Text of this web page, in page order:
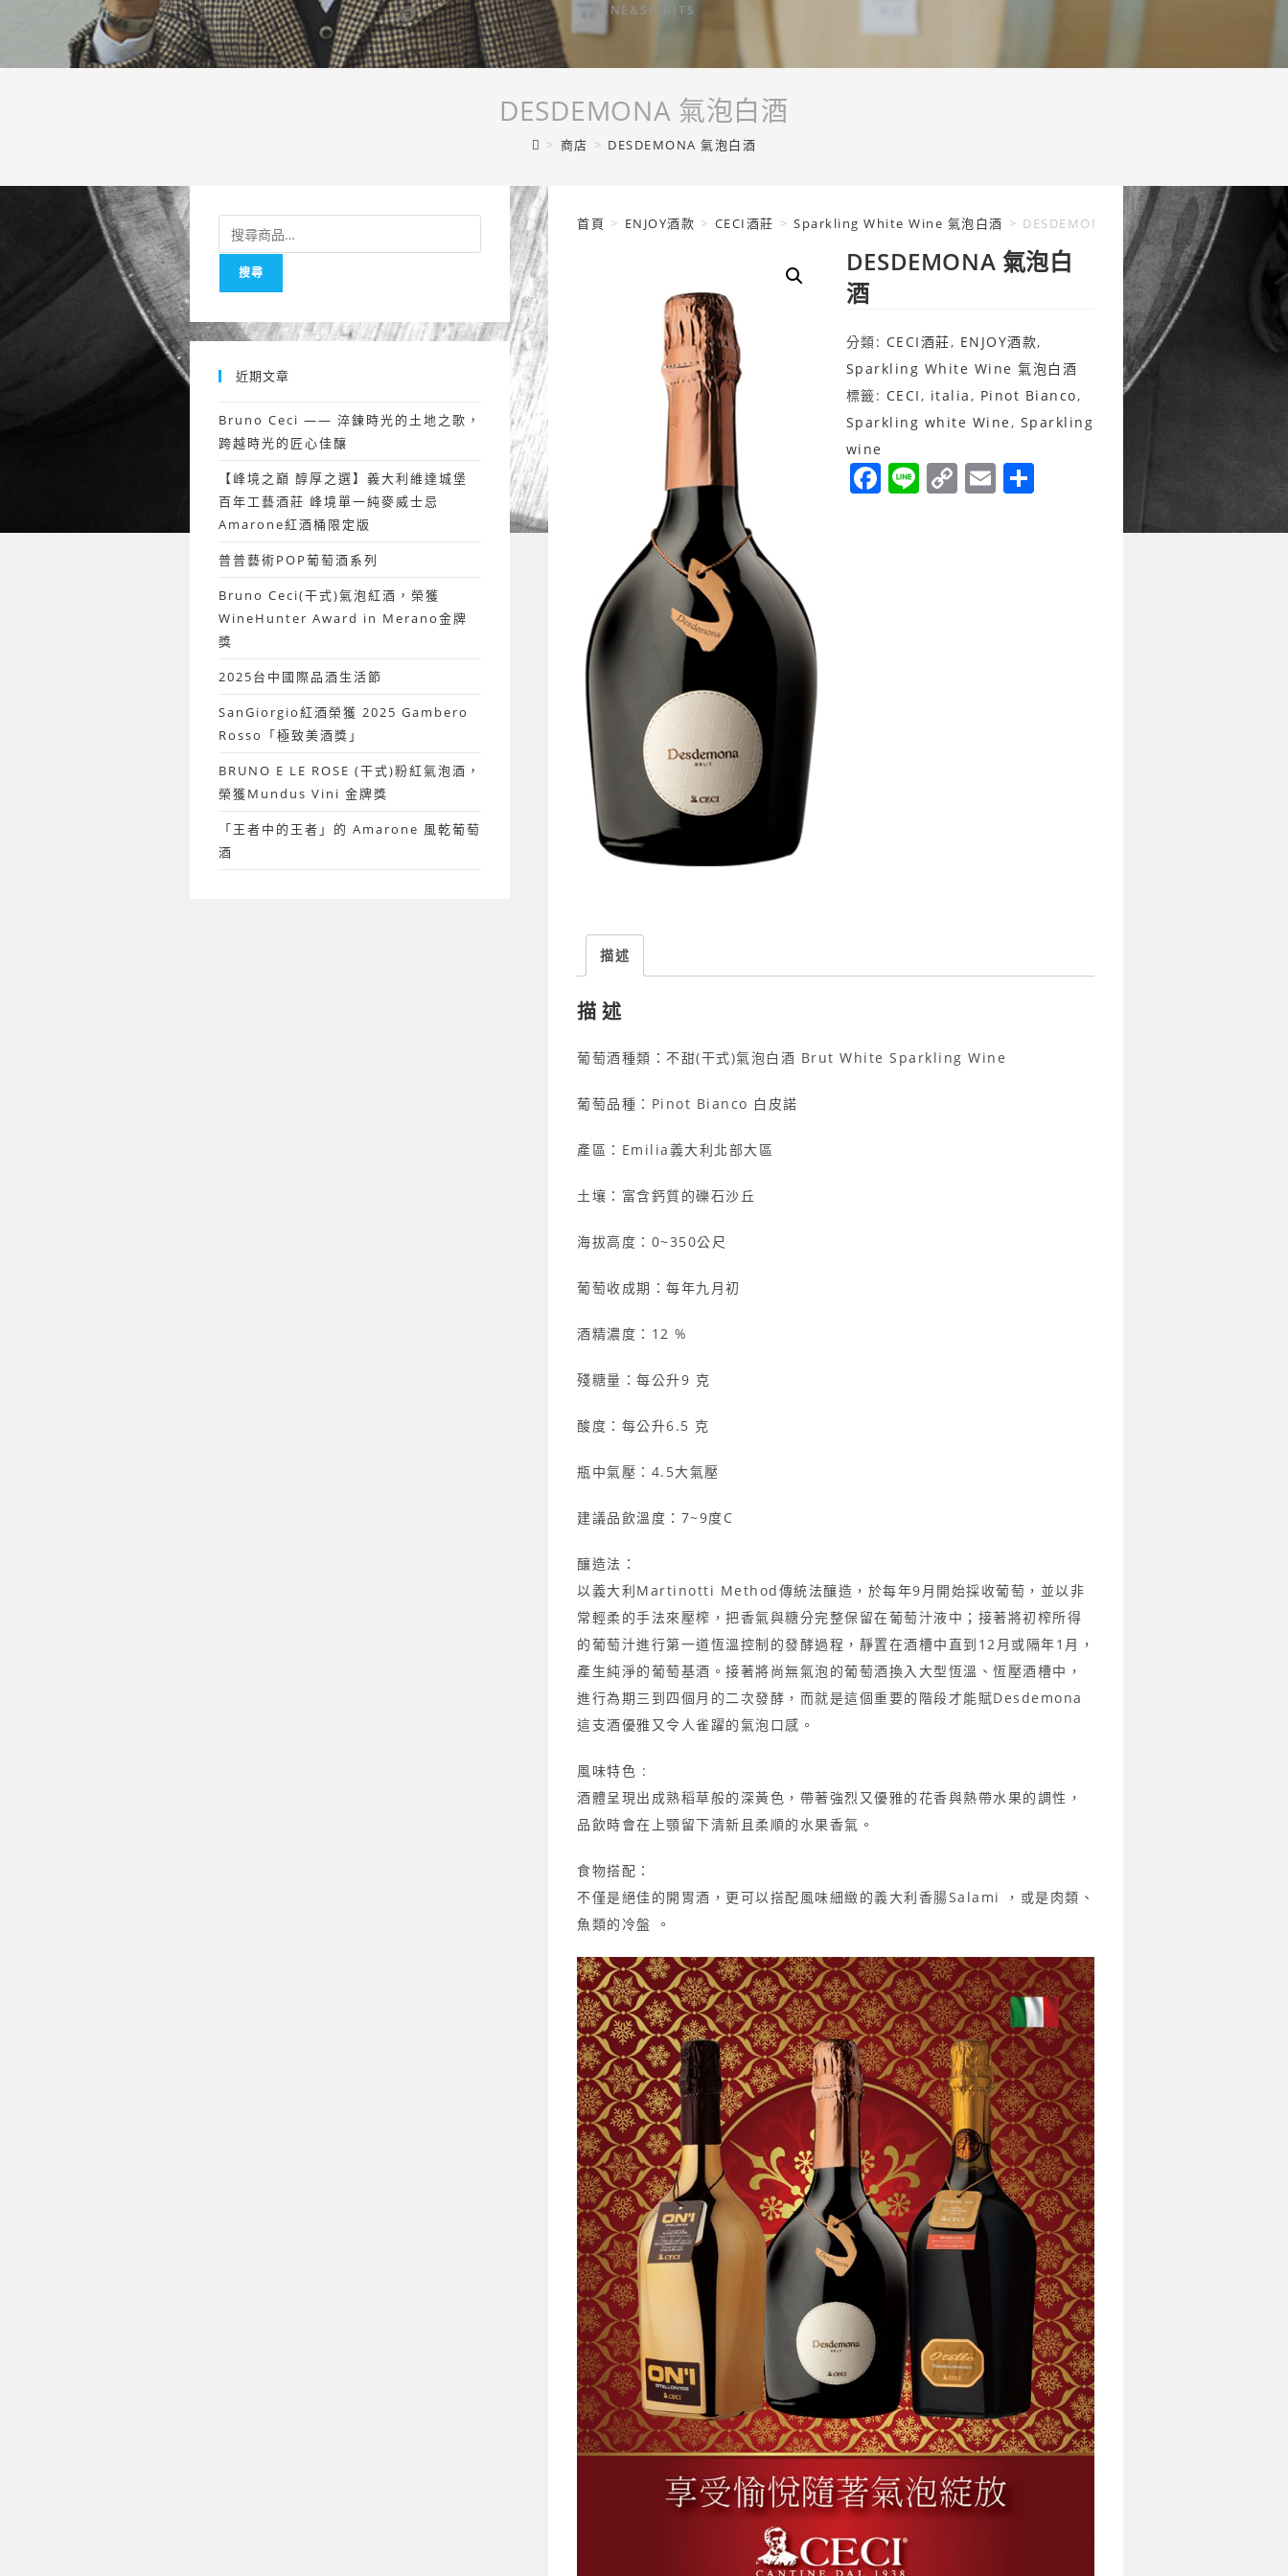
WINE&SPIRITS
DESDEMONA 氣泡白酒
> 商店 > DESDEMONA 氣泡白酒
首頁 > ENJOY酒款 > CECI酒莊 > Sparkling White Wine 氣泡白酒 > DESDEMONA 氣泡白酒
DESDEMONA 氣泡白
酒
分類: CECI酒莊, ENJOY酒款,
Sparkling White Wine 氣泡白酒
標籤: CECI, italia, Pinot Bianco,
Sparkling white Wine, Sparkling
wine
F Li C E 分
描述
描述
葡萄酒種類：不甜(干式)氣泡白酒 Brut White Sparkling Wine
葡萄品種：Pinot Bianco 白皮諾
產區：Emilia義大利北部大區
土壤：富含鈣質的礫石沙丘
海拔高度：0~350公尺
葡萄收成期：每年九月初
酒精濃度：12 %
殘糖量：每公升9 克
酸度：每公升6.5 克
瓶中氣壓：4.5大氣壓
建議品飲溫度：7~9度C
釀造法：
以義大利Martinotti Method傳統法釀造，於每年9月開始採收葡萄，並以非
常輕柔的手法來壓榨，把香氣與糖分完整保留在葡萄汁液中；接著將初榨所得
的葡萄汁進行第一道恆溫控制的發酵過程，靜置在酒槽中直到12月或隔年1月，
產生純淨的葡萄基酒。接著將尚無氣泡的葡萄酒換入大型恆溫、恆壓酒槽中 ，
進行為期三到四個月的二次發酵，而就是這個重要的階段才能賦Desdemona
這支酒優雅又令人雀躍的氣泡口感。
風味特色 :
酒體呈現出成熟稻草般的深黃色，帶著強烈又優雅的花香與熱帶水果的調性，
品飲時會在上顎留下清新且柔順的水果香氣。
食物搭配：
不僅是絕佳的開胃酒，更可以搭配風味細緻的義大利香腸Salami ，或是肉類、
魚類的冷盤 。
尋
字:
搜尋
近期文章
Bruno Ceci —— 淬鍊時光的土地之歌，
跨越時光的匠心佳釀
【峰境之巔 醇厚之選】義大利維達城堡
百年工藝酒莊 峰境單一純麥威士忌
Amarone紅酒桶限定版
普普藝術POP葡萄酒系列
Bruno Ceci(干式)氣泡紅酒，榮獲
WineHunter Award in Merano金牌
獎
2025台中國際品酒生活節
SanGiorgio紅酒榮獲 2025 Gambero
Rosso「極致美酒獎」
BRUNO E LE ROSE (干式)粉紅氣泡酒，
榮獲Mundus Vini 金牌獎
「王者中的王者」的 Amarone 風乾葡萄
酒